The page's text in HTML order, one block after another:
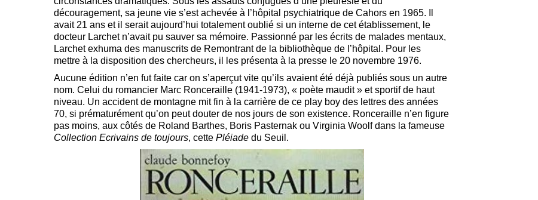
découragement, sa jeune vie s’est achevée à l’hôpital psychiatrique de Cahors en 1965. Il
avait 21 ans et il serait aujourd’hui totalement oublié si un interne de cet établissement, le
docteur Larchet n’avait pu sauver sa mémoire. Passionné par les écrits de malades mentaux,
Larchet exhuma des manuscrits de Remontrant de la bibliothèque de l’hôpital. Pour les
mettre à la disposition des chercheurs, il les présenta à la presse le 20 novembre 1976.
Aucune édition n’en fut faite car on s’aperçut vite qu’ils avaient été déjà publiés sous un autre
nom. Celui du romancier Marc Ronceraille (1941-1973), « poète maudit » et sportif de haut
niveau. Un accident de montagne mit fin à la carrière de ce play boy des lettres des années
70, si prématurément qu’on peut douter de nos jours de son existence. Ronceraille n’en figure
pas moins, aux côtés de Roland Barthes, Boris Pasternak ou Virginia Woolf dans la fameuse
Collection Ecrivains de toujours, cettePléiadedu Seuil.